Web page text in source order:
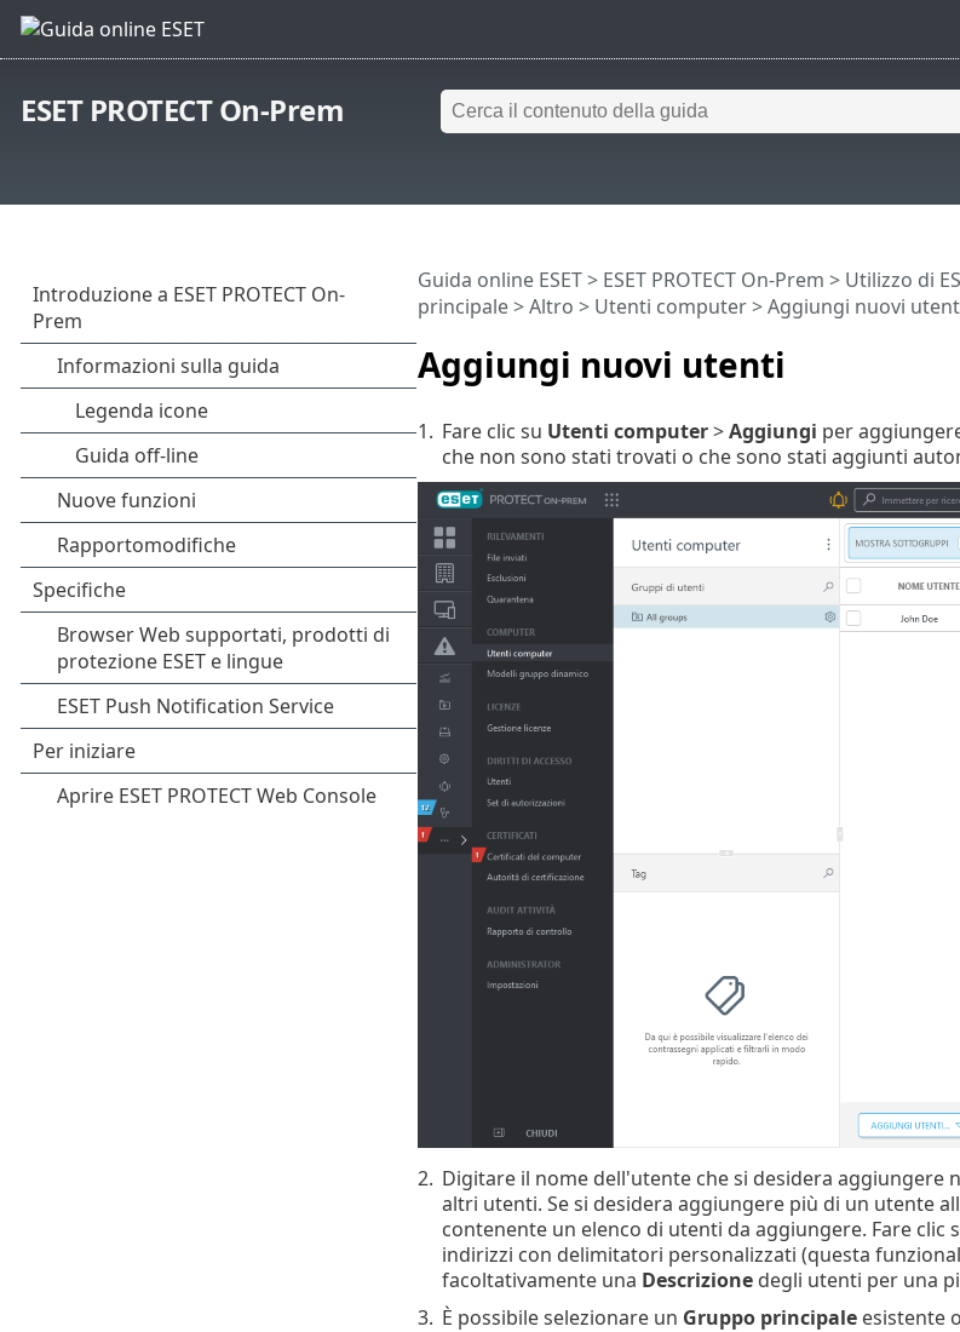
ESET PROTECT On-Prem
Aggiungi nuovi utenti
Guida online ESET> ESET PROTECT On-Prem > Utilizzo di
principale>Altro > Utenti computer> Aggiungi nuovi
1. Fare clic su Utenti computer>Aggiungi per
che non sono stati trovati o che sono stati aggiunti
2. Digitare il nome dell'utente che si desidera aggiungere
altri utenti. Se si desidera aggiungere più di un utente
contenente un elenco di utenti da aggiungere. Fare clic
indirizzi con delimitatori personalizzati (questa
facoltativamente una Descrizionedegli utenti per una
3. È possibile selezionare un Gruppo principaleesistente